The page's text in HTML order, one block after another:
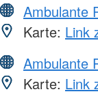
Ambulante
Karte: Link
Ambulante
Karte: Link